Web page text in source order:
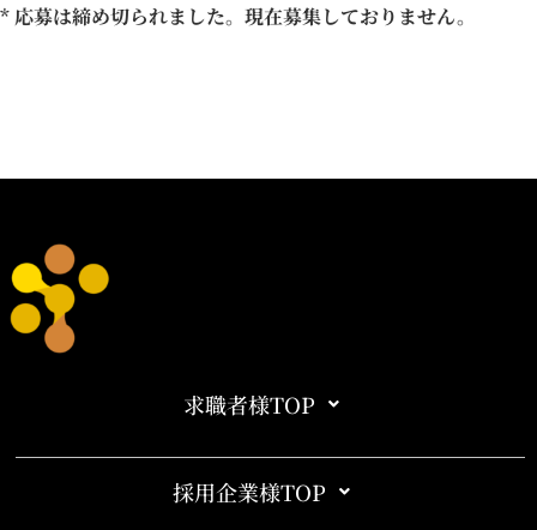
* 応募は締め切られました。現在募集しておりません。
求職者様TOP
採用企業様TOP